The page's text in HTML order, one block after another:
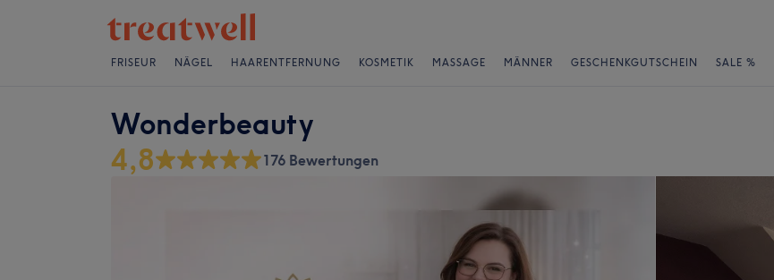
FRISEUR NÄGEL HAARENTFERNUNG KOSMETIK MASSAGE MÄNNER GESCHENKGUTSCHEIN SALE %
Wonderbeauty
4,8 176 Bewertungen